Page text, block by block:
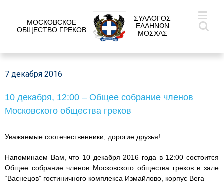
МОСКОВСКОЕ
ОБЩЕСТВО ГРЕКОВ
ΣΥΛΛΟΓΟΣ
ΕΛΛΗΝΩΝ
ΜΟΣΧΑΣ
7 декабря 2016
10 декабря, 12:00 – Общее собрание членов
Московского общества греков
Уважаемые соотечественники, дорогие друзья!
Напоминаем Вам, что 10 декабря 2016 года в 12:00 состоится
Общее собрание членов Московского общества греков в зале
“Васнецов” гостиничного комплекса Измайлово, корпус Вега